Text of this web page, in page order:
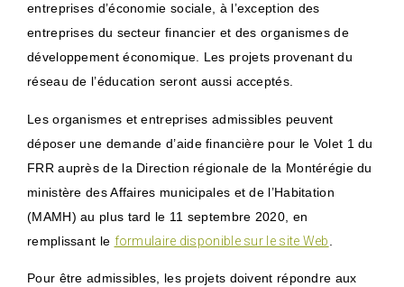
entreprises d’économie sociale, à l’exception des
entreprises du secteur financier et des organismes de
développement économique. Les projets provenant du
réseau de l’éducation seront aussi acceptés.
Les organismes et entreprises admissibles peuvent
déposer une demande d’aide financière pour le Volet 1 du
FRR auprès de la Direction régionale de la Montérégie du
ministère des Affaires municipales et de l’Habitation
(MAMH) au plus tard le 11 septembre 2020, en
remplissant le formulaire disponible sur le site Web
Pour être admissibles, les projets doivent répondre aux